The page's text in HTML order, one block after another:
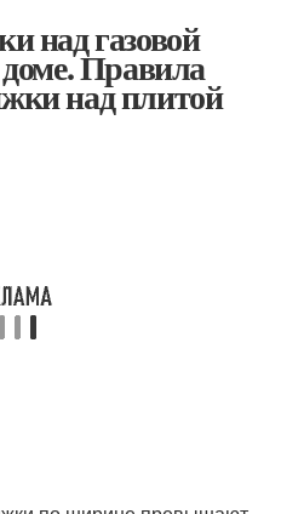
над газовой
Правила
над плитой